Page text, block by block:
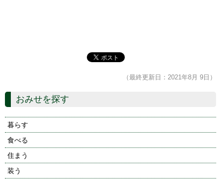
（最終更新日：2021年8月 9日）
おみせを探す
暮らす
食べる
住まう
装う